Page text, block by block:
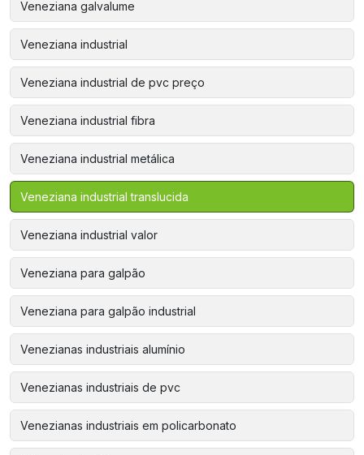
Veneziana galvalume
Veneziana industrial
Veneziana industrial de pvc preço
Veneziana industrial fibra
Veneziana industrial metálica
Veneziana industrial translucida
Veneziana industrial valor
Veneziana para galpão
Veneziana para galpão industrial
Venezianas industriais alumínio
Venezianas industriais de pvc
Venezianas industriais em policarbonato